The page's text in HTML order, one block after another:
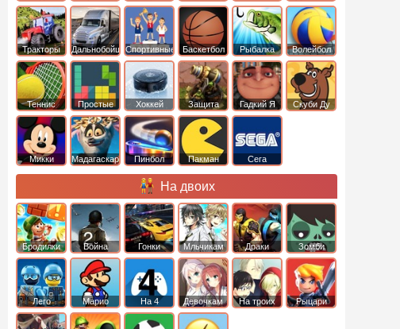
машин
машины
Тракторы ДальнобойщикиСпортивные Баскетбол Рыбалка Волейбол
Теннис Простые Хоккей
Защита
башни
Гадкий Я Скуби Ду
Микки
Мадагаскар Пинбол Пакман Сега
На двоих
Бродилки Война Гонки Мльчикам Драки Зомби
Лего Марио На 4 Девочкам На троих Рыцари